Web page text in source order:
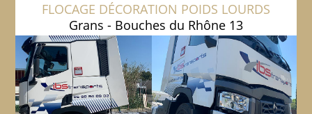
FLOCAGE DÉCORATION POIDS LOURDS
Grans - Bouches du Rhône 13